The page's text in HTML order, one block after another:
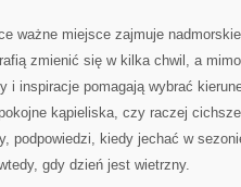
ważne miejsce zajmuje
zmienić się w kilka chwil, a
i inspiracje pomagają wybrać
kąpieliska, czy raczej
podpowiedzi, kiedy jechać w
gdy dzień jest wietrzny.